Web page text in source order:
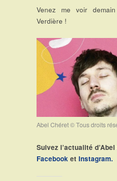
Venez me voir
Verdière !
Abel Chéret © Tous droits
Suivez l’actualité
Facebook et Instagram.